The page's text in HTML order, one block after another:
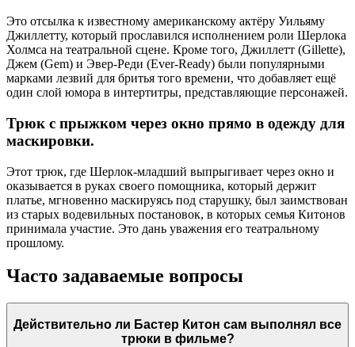
Это отсылка к известному американскому актёру Уильяму
Джиллетту, который прославился исполнением роли Шерлока
Холмса на театральной сцене. Кроме того, Джиллетт (Gillette),
Джем (Gem) и Эвер-Реди (Ever-Ready) были популярными
марками лезвий для бритья того времени, что добавляет ещё
один слой юмора в интертитры, представляющие персонажей.
Трюк с прыжком через окно прямо в одежду для
маскировки.
Этот трюк, где Шерлок-младший выпрыгивает через окно и
оказывается в руках своего помощника, который держит
платье, мгновенно маскируясь под старушку, был заимствован
из старых водевильных постановок, в которых семья Китонов
принимала участие. Это дань уважения его театральному
прошлому.
Часто задаваемые вопросы
Действительно ли Бастер Китон сам выполнял все
трюки в фильме?